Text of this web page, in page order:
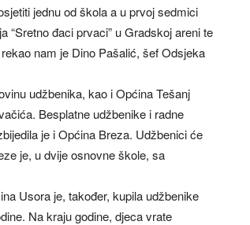
jednu od škola a u prvoj sedmici
“Sretno đaci prvaci” u Gradskoj areni te
nam je Dino Pašalić, šef Odsjeka
udžbenika, kao i Općina Tešanj
Besplatne udžbenike i radne
je i Općina Breza. Udžbenici će
je, u dvije osnovne škole, sa
Usora je, također, kupila udžbenike
Na kraju godine, djeca vrate